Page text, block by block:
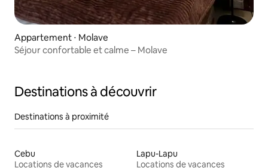
Appartement ⋅ Molave
Séjour confortable et calme – Molave
Destinations à découvrir
Destinations à proximité
Cebu
Locations de vacances
Lapu-Lapu
Locations de vacances